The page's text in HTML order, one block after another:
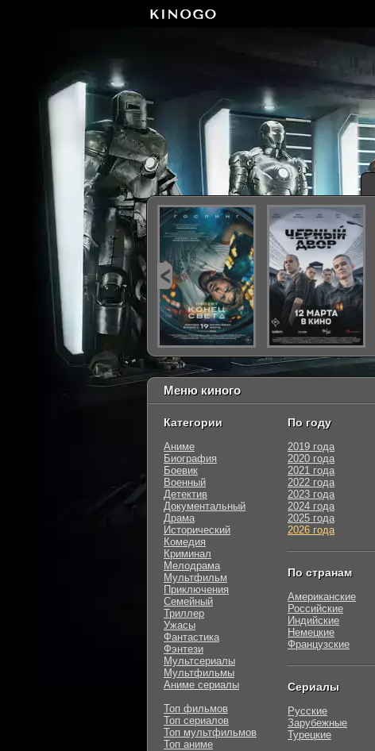
Меню киного
Категории
Аниме
Биография
Боевик
Военный
Детектив
Документальный
Драма
Исторический
Комедия
Криминал
Мелодрама
Мультфильм
Приключения
Семейный
Триллер
Ужасы
Фантастика
Фэнтези
Мультсериалы
Мультфильмы
Аниме сериалы
Топ фильмов
Топ сериалов
Топ мультфильмов
Топ аниме
По году
2019 года
2020 года
2021 года
2022 года
2023 года
2024 года
2025 года
2026 года
По странам
Американские
Российские
Индийские
Немецкие
Французские
Сериалы
Русские
Зарубежные
Турецкие